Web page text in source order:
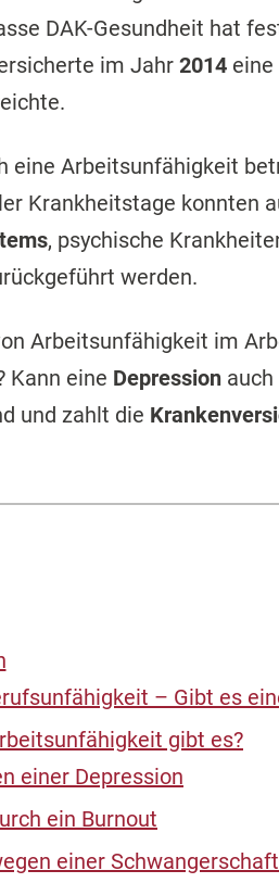
DAK-Gesundheit hat
im Jahr 2014 eine
eine Arbeitsunfähigkeit
Krankheitstage konnten
, psychische
werden.
Arbeitsunfähigkeit im
Kann eine Depression
und zahlt die
– Gibt es
gibt es?
einer Depression
ein Burnout
einer